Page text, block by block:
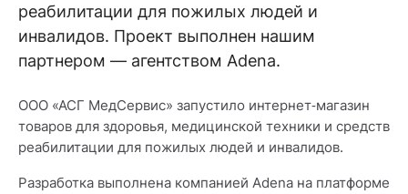
реабилитации для пожилых людей и
инвалидов. Проект выполнен нашим
партнером — агентством Adena.
ООО «АСГ МедСервис» запустило интернет‑магазин
товаров для здоровья, медицинской техники и средств
реабилитации для пожилых людей и инвалидов.
Разработка выполнена компанией Adena на платформе